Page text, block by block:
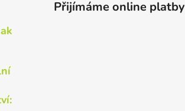
Přijímáme online platby